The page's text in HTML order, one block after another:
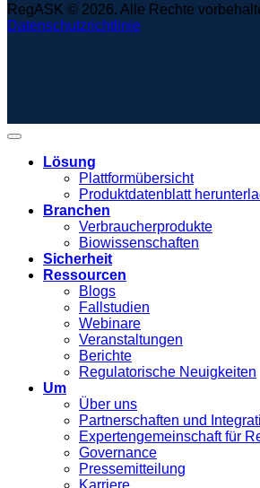
RegASK © 2026. Alle Rechte
Datenschutzrichtlinie
Lösung
Plattformübersicht
Produktdatenblatt
Branchen
Verbraucherprodukte
Biowissenschaften
Sicherheit
Ressourcen
Blogs
Fallstudien
Webinare
Veranstaltungen
Berichte
Regulatorische Neuigkeiten
Um
Über uns
Partnerschaften und
Expertengemeinschaft für
Governance
Pressemitteilung
Karriere